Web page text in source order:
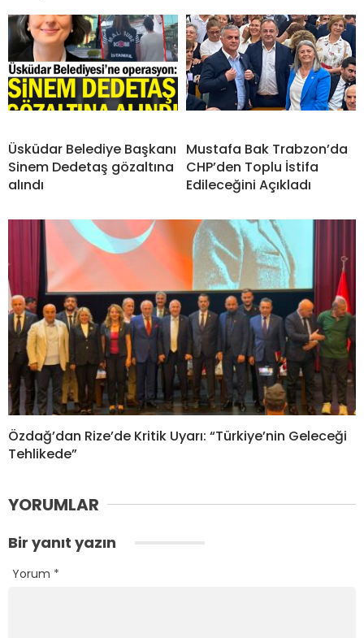
Üsküdar Belediye Başkanı
Sinem Dedetaş gözaltına
alındı
Mustafa Bak Trabzon’da
CHP’den Toplu İstifa
Edileceğini Açıkladı
Özdağ’dan Rize’de Kritik Uyarı: “Türkiye’nin Geleceği
Tehlikede”
YORUMLAR
Bir yanıt yazın
Yorum *